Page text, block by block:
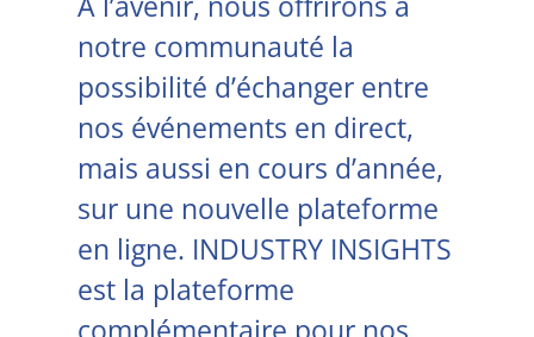
notre communauté la
possibilité d’échanger entre
nos événements en direct,
mais aussi en cours d’année,
sur une nouvelle plateforme
en ligne. INDUSTRY INSIGHTS
est la plateforme
complémentaire pour nos